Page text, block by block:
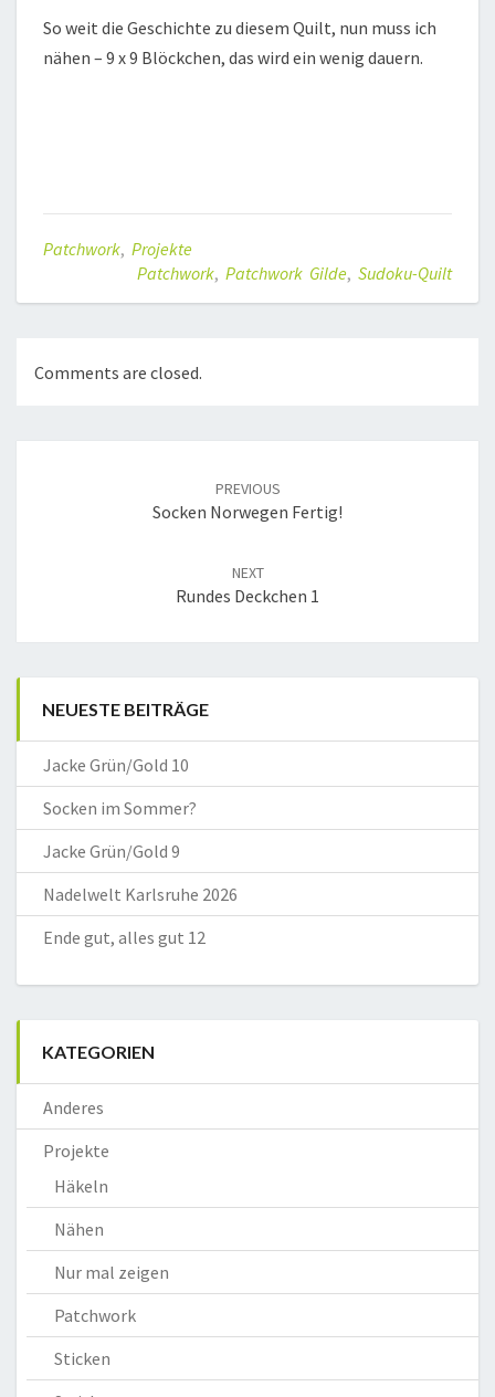
So weit die Geschichte zu diesem Quilt, nun muss ich
nähen – 9 x 9 Blöckchen, das wird ein wenig dauern.
Patchwork, Projekte
Patchwork, Patchwork Gilde, Sudoku-Quilt
Comments are closed.
PREVIOUS
Socken Norwegen Fertig!
NEXT
Rundes Deckchen 1
NEUESTE BEITRÄGE
Jacke Grün/Gold 10
Socken im Sommer?
Jacke Grün/Gold 9
Nadelwelt Karlsruhe 2026
Ende gut, alles gut 12
KATEGORIEN
Anderes
Projekte
Häkeln
Nähen
Nur mal zeigen
Patchwork
Sticken